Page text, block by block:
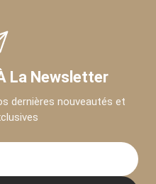
La Newsletter
dernières nouveautés et